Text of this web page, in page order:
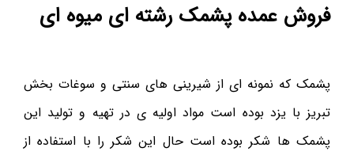
فروش عمده پشمک رشته ای میوه ای
پشمک که نمونه ای از شیرینی های سنتی و سوغات بخش
تبریز با یزد بوده است مواد اولیه ی در تهیه و تولید این
پشمک ها شکر بوده است حال این شکر را با استفاده از